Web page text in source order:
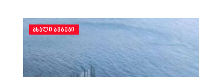
ᲐᲮᲐᲚᲘ ᲐᲛᲑᲔᲑᲘ